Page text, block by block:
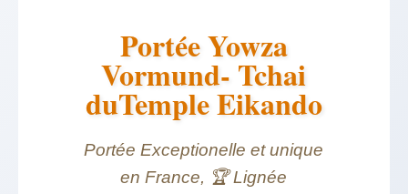
Portée Yowza
Vormund- Tchai
duTemple Eikando
Portée Exceptionelle et unique
en France, 🏆 Lignée